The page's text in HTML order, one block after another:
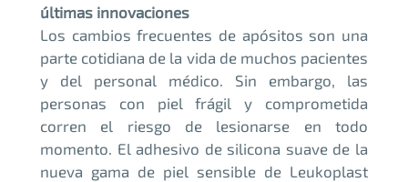
últimas innovaciones
Los cambios frecuentes de apósitos son una
parte cotidiana de la vida de muchos pacientes
y del personal médico. Sin embargo, las
personas con piel frágil y comprometida
corren el riesgo de lesionarse en todo
momento. El adhesivo de silicona suave de la
nueva gama de piel sensible de Leukoplast